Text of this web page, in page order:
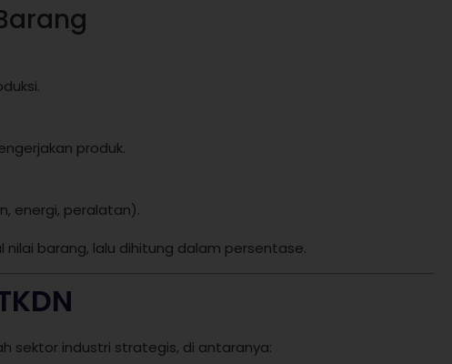
produk.
energi, peralatan).
barang, lalu dihitung dalam persentase.
sektor industri strategis, di antaranya: